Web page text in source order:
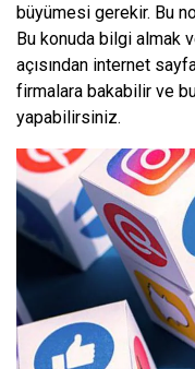
büyümesi gerekir. Bu
Bu konuda bilgi almak
açısından internet
firmalara bakabilir ve
yapabilirsiniz.